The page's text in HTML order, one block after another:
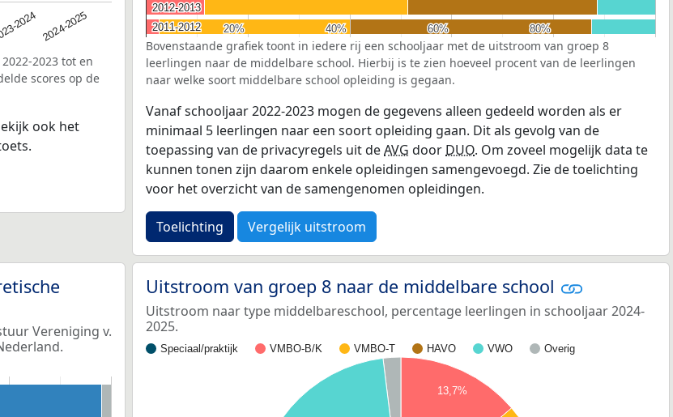
2024 2024-2025
2023 tot en
scores op de
ook het
20%
20% 40%
40% 60%
60% 80%
80%
2012-2013
2012-2013
2011-2012
2011-2012
Bovenstaande grafiek toont in iedere rij een schooljaar met de uitstroom van groep 8
leerlingen naar de middelbare school. Hierbij is te zien hoeveel procent van de leerlingen
naar welke soort middelbare school opleiding is gegaan.
Vanaf schooljaar 2022-2023 mogen de gegevens alleen gedeeld worden als er
minimaal 5 leerlingen naar een soort opleiding gaan. Dit als gevolg van de
toepassing van de privacyregels uit deAVG door DUO. Om zoveel mogelijk data te
kunnen tonen zijn daarom enkele opleidingen samengevoegd. Zie de toelichting
voor het overzicht van de samengenomen opleidingen.
Toelichting Vergelijk uitstroom
Vereniging v.
Uitstroom van groep 8 naar de middelbare school
Uitstroom naar type middelbareschool, percentage leerlingen in schooljaar 2024-
2025.
Speciaal/praktijk VMBO-B/K VMBO-T HAVO VWO Overig
13,7%